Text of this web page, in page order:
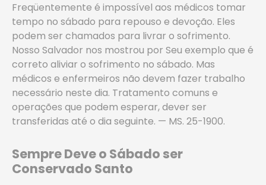
Freqüentemente é impossível aos médicos tomar
tempo no sábado para repouso e devoção. Eles
podem ser chamados para livrar o sofrimento.
Nosso Salvador nos mostrou por Seu exemplo que é
correto aliviar o sofrimento no sábado. Mas
médicos e enfermeiros não devem fazer trabalho
necessário neste dia. Tratamento comuns e
operações que podem esperar, dever ser
transferidas até o dia seguinte. — MS. 25-1900.
Sempre Deve o Sábado ser
Conservado Santo